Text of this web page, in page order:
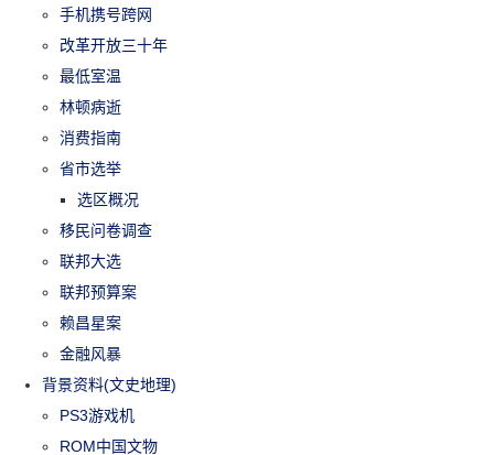
手机携号跨网
改革开放三十年
最低室温
林顿病逝
消费指南
省市选举
选区概况
移民问卷调查
联邦大选
联邦预算案
赖昌星案
金融风暴
背景资料(文史地理)
PS3游戏机
ROM中国文物